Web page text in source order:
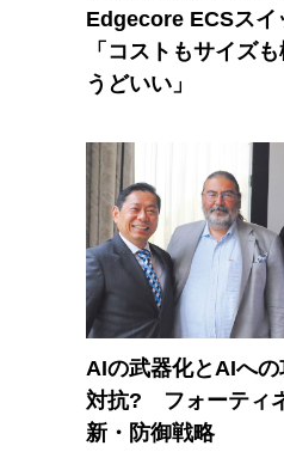
Edgecore ECSスイ
「コストもサイズ
うどいい」
AIの武器化とAIへの
対抗? フォーティ
新・防御戦略